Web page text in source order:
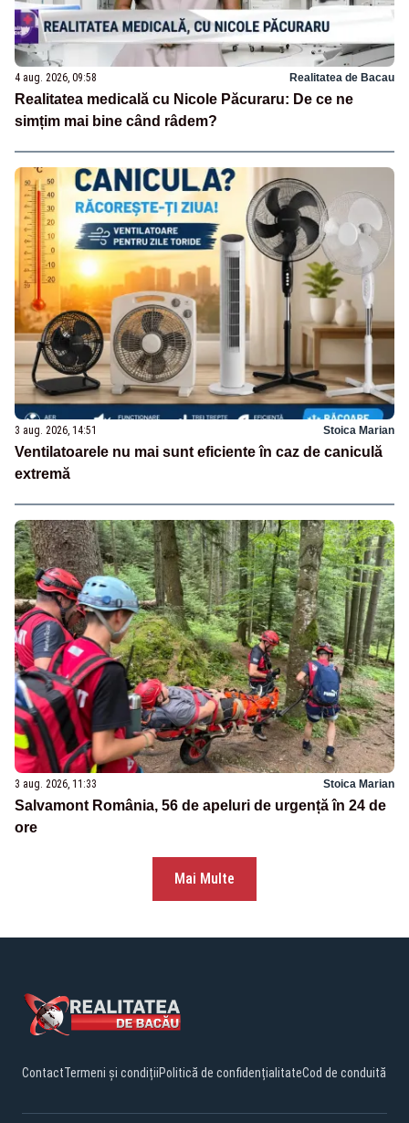
4 aug. 2026, 09:58 Realitatea de Bacau
Realitatea medicală cu Nicole Păcuraru: De ce ne
simțim mai bine când râdem?
3 aug. 2026, 14:51 Stoica Marian
Ventilatoarele nu mai sunt eficiente în caz de caniculă
extremă
3 aug. 2026, 11:33 Stoica Marian
Salvamont România, 56 de apeluri de urgență în 24 de
ore
Mai Multe
ContactTermeni și condițiiPolitică de confidențialitateCod de conduită